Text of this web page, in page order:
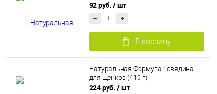
92 руб. / шт
В корзину
Натуральная Формула Говядина
для щенков (410 г)
224 руб. / шт